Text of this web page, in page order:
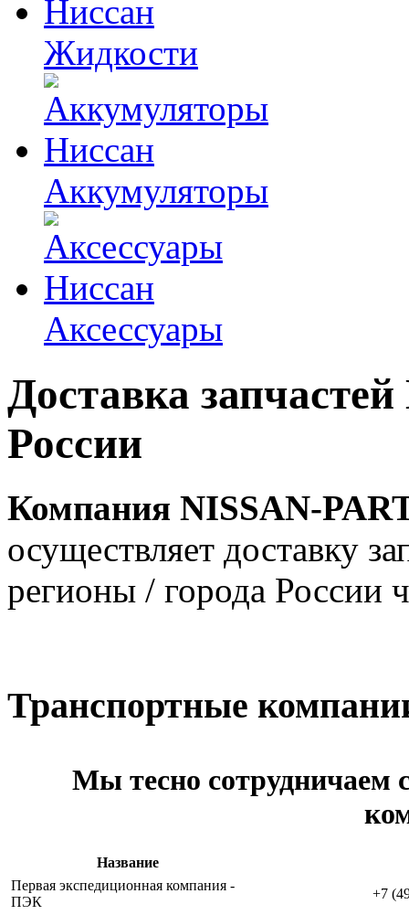
Жидкости
Аккумуляторы
Аксессуары
Доставка
России
Компания NISSAN-
осуществляет доставку
регионы / города России
Транспортные
Мы тесно сотрудничаем
Название
Первая экспедиционная компания -
ПЭК
+7